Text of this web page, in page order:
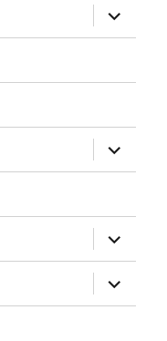
öffnen
öffnen
öffnen
öffnen